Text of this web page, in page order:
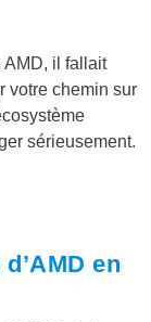
AMD, il fallait
votre chemin sur
sérieusement.
en